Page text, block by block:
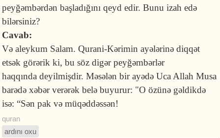
peyğəmbərdən başladığını qeyd edir. Bunu izah edə
bilərsiniz?
Cavab:
Və aleykum Salam. Qurani-Kərimin ayələrinə diqqət
etsək görərik ki, bu söz digər peyğəmbərlər
haqqında deyilmişdir. Məsələn bir ayədə Uca Allah Musa
barədə xəbər verərək belə buyurur: "O özünə gəldikdə
isə: “Sən pak və müqəddəssən!
quran
ardını oxu